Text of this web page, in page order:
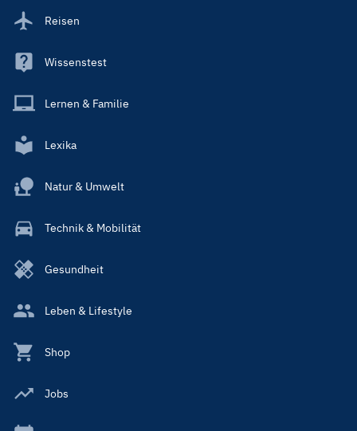
Reisen
Wissenstest
Lernen & Familie
Lexika
Natur & Umwelt
Technik & Mobilität
Gesundheit
Leben & Lifestyle
Shop
Jobs